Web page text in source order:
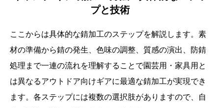
プと技術
ここからは具体的な錆加工のステップを解説します。素
材の準備から錆の発生、色味の調整、質感の演出、防錆
処理まで一連の流れを理解することで園芸用・家具用と
は異なるアウトドア向けギアに最適な錆加工が実現でき
ます。各ステップには複数の選択肢がありますので、自